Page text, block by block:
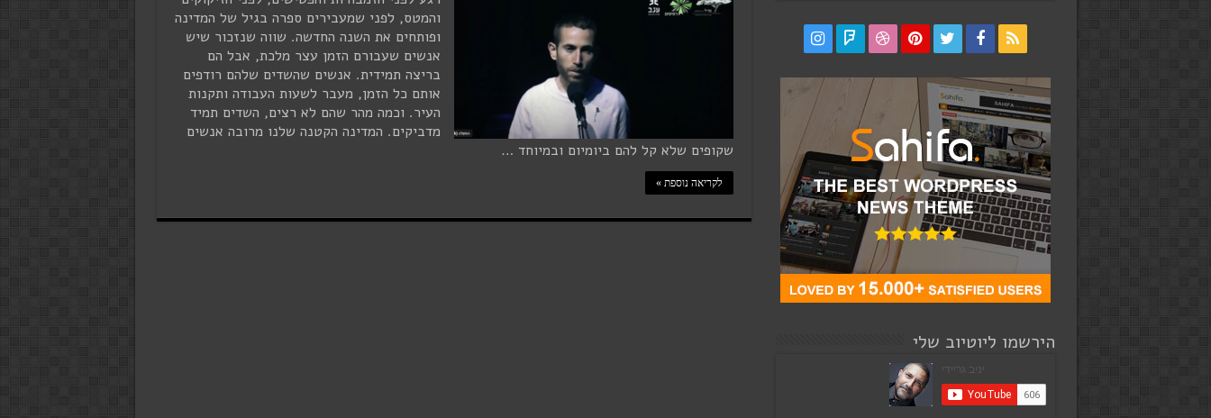
והמטס, לפני שמעבירים ספרה בגיל של המדינה
ופותחים את השנה החדשה. שווה שנזכור שיש
אנשים שעבורם הזמן עצר מלכת, אבל הם
בריצה תמידית. אנשים שהשדים שלהם רודפים
אותם כל הזמן, מעבר לשעות העבודה ותקנות
העיר. וכמה מהר שהם לא רצים, השדים תמיד
מדביקים. המדינה הקטנה שלנו מרובה אנשים
שקופים שלא קל להם ביומיום ובמיוחד …
לקריאה נוספת »
הירשמו ליוטיוב שלי